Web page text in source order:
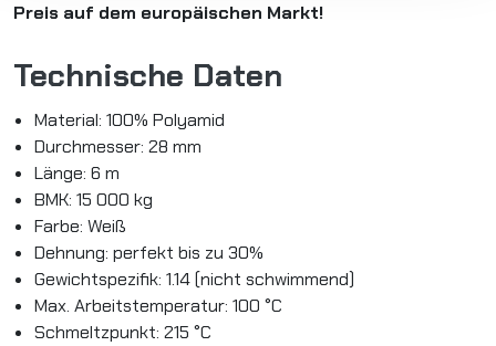
Preis auf dem europäischen Markt!
Technische Daten
Material: 100% Polyamid
Durchmesser: 28 mm
Länge: 6 m
BMK: 15 000 kg
Farbe: Weiß
Dehnung: perfekt bis zu 30%
Gewichtspezifik: 1.14 (nicht schwimmend)
Max. Arbeitstemperatur: 100 °C
Schmeltzpunkt: 215 °C